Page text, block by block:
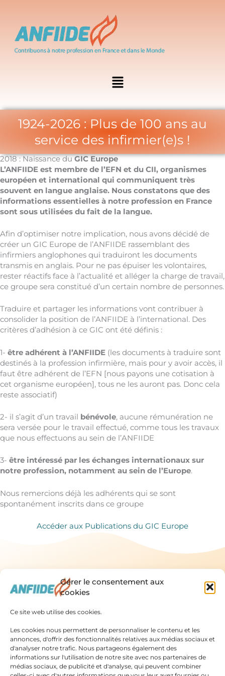
Gérer le consentement aux
cookies
Ce site web utilise des cookies.
Les cookies nous permettent de personnaliser le contenu et les
annonces, d'offrir des fonctionnalités relatives aux médias sociaux et
d'analyser notre trafic. Nous partageons également des
informations sur l'utilisation de notre site avec nos partenaires de
médias sociaux, de publicité et d'analyse, qui peuvent combiner
contenu
Menu
1924-2026 : Plus de 100 ans au
service des infirmier(e)s !
2018 : Naissance duGIC Europe
L’ANFIIDE est membre de l’EFN et du CII, organismes
européen et international qui communiquent très
souvent en langue anglaise. Nous constatons que des
informations essentielles à notre profession en France
sont sous utilisées du fait de la langue.
Afin d’optimiser notre implication, nous avons décidé de
créer un GIC Europe de l’ANFIIDE rassemblant des
infirmiers anglophones qui traduiront les documents
transmis en anglais. Pour ne pas épuiser les volontaires,
rester réactifs face à l’actualité et alléger la charge de travail,
ce groupe sera constitué d’un certain nombre de personnes.
Traduire et partager les informations vont contribuer à
consolider la position de l’ANFIIDE à l’international. Des
critères d’adhésion à ce GIC ont été définis :
1- être adhérent à l’ANFIIDE (les documents à traduire sont
destinés à la profession infirmière, mais pour y avoir accès, il
faut être adhérent de l’EFN [nous payons une cotisation à
cet organisme européen], tous ne les auront pas. Donc cela
reste associatif)
2- il s’agit d’un travail bénévole, aucune rémunération ne
sera versée pour le travail effectué, comme tous les travaux
que nous effectuons au sein de l’ANFIIDE
3- être intéressé par les échanges internationaux sur
notre profession, notamment au sein de l’Europe.
Nous remercions déjà les adhérents qui se sont
spontanément inscrits dans ce groupe
Accéder aux Publications du GIC Europe
Nationale
Française Des
Infirmières Et
Infirmiers
Diplômés Et
Accueil
Qui
Nos
Actions
© Droits de
reproduction
réservés2025
Association
Nationale Française